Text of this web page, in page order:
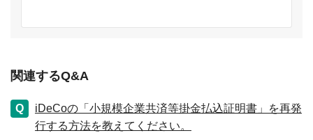
関連するQ&A
iDeCoの「小規模企業共済等掛金払込証明書」を再発
行する方法を教えてください。